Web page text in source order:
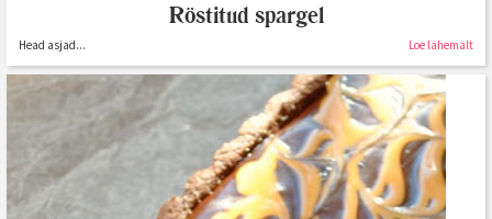
Röstitud spargel
Head asjad... Loe lähemalt